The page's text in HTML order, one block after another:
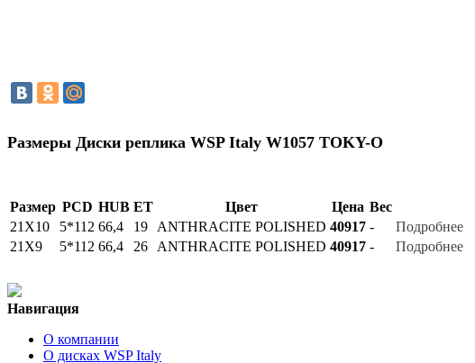
Размеры Диски реплика WSP Italy W1057 TOKY-O
Размер PCD HUB ET Цвет Цена Вес
21Х10
5*112 66,4 19 ANTHRACITE POLISHED 40917 - Подробнее
21Х9
5*112 66,4 26 ANTHRACITE POLISHED 40917 - Подробнее
Навигация
О компании
О дисках WSP Italy